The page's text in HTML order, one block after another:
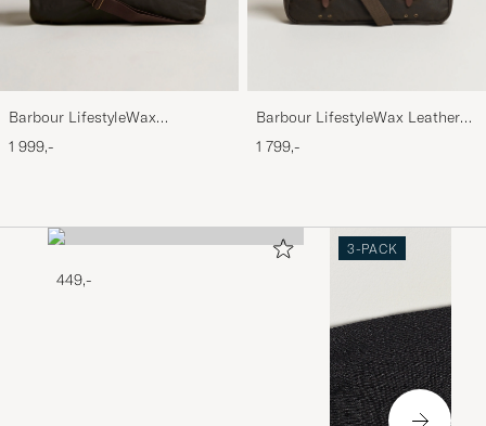
Barbour LifestyleWax
HoldallOlive
1 999,-
Barbour LifestyleWax Leather
Briefcase Olive
1 799,-
449,-
3-PACK